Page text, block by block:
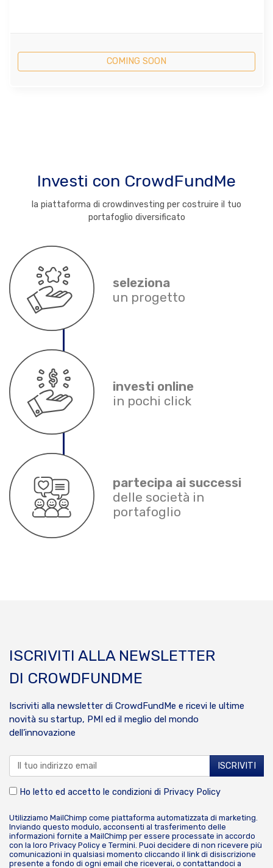
COMING SOON
Investi con CrowdFundMe
la piattaforma di crowdinvesting per costruire il tuo
portafoglio diversificato
seleziona
un progetto
investi online
in pochi click
partecipa ai successi
delle società in
portafoglio
ISCRIVITI ALLA NEWSLETTER
DI CROWDFUNDME
Iscriviti alla newsletter di CrowdFundMe e ricevi le ultime
novità su startup, PMI ed il meglio del mondo
dell’innovazione
Ho letto ed accetto le condizioni di Privacy Policy
Utilizziamo MailChimp come piattaforma automatizzata di marketing.
Inviando questo modulo, acconsenti al trasferimento delle
informazioni fornite a MailChimp per essere processate in accordo
con la loro Privacy Policy e Termini. Puoi decidere di non ricevere più
comunicazioni in qualsiasi momento cliccando il link di disiscrizione
presente a fondo di ogni email che riceverai, o contattandoci a